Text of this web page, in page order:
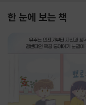
한 눈에 보는 책